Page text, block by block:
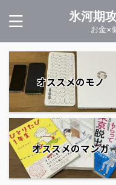
氷河期
お金×
オススメのモノ
オススメのマンガ